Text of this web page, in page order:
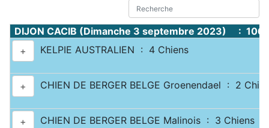
DIJON CACIB (Dimanche 3 septembre 2023) :
+
KELPIE AUSTRALIEN : 4 Chiens
+ CHIEN DE BERGER BELGE Groenendael : 2
+ CHIEN DE BERGER BELGE Malinois : 3 Chiens